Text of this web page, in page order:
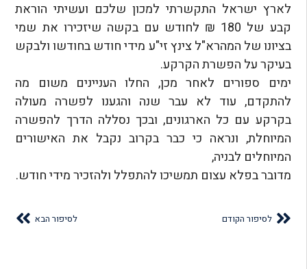
לארץ ישראל התקשרתי למכון שלכם ועשיתי הוראת
קבע של 180 ₪ לחודש עם בקשה שיזכירו את שמי
בציונו של המהרא"ל צינץ זי"ע מידי חודש בחודשו ולבקש
בעיקר על הפשרת הקרקע.
ימים ספורים לאחר מכן, החלו העניינים משום מה
להתקדם, עוד לא עבר שנה והגענו לפשרה מעולה
בקרקע עם כל הארגונים, ובכך נסללה הדרך להפשרה
המיוחלת, ונראה כי כבר בקרוב נקבל את האישורים
המיוחלים לבניה,
מדובר בפלא עצום תמשיכו להתפלל ולהזכיר מידי חודש.
לסיפור הקודם לסיפור הבא